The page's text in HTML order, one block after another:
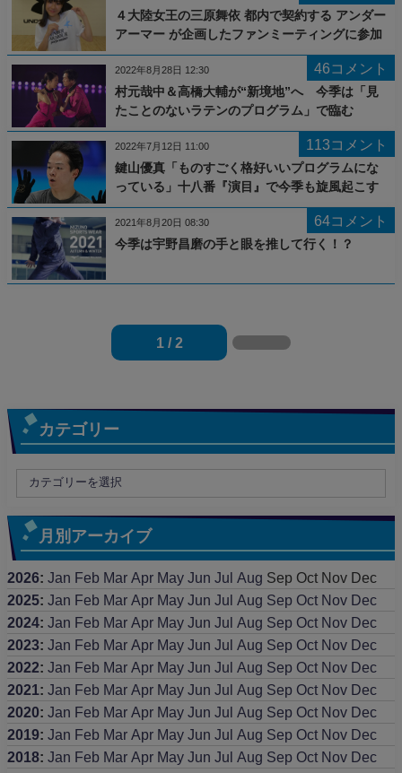
４大陸女王の三原舞依 都内で契約する アンダー
アーマー が企画したファンミーティングに参加
46コメント
村元哉中＆高橋大輔が“新境地”へ 今季は「見
たことのないラテンのプログラム」で臨む
2022年8月28日 12:30
113コメント
鍵山優真「ものすごく格好いいプログラムにな
っている」十八番『演目』で今季も旋風起こす
2022年7月12日 11:00
64コメント
今季は宇野昌磨の手と眼を推して行く！？
2021年8月20日 08:30
1 / 2
カテゴリー
月別アーカイブ
2026: Jan Feb Mar Apr May Jun Jul Aug Sep Oct Nov Dec
2025: Jan Feb Mar Apr May Jun Jul Aug Sep Oct Nov Dec
2024: Jan Feb Mar Apr May Jun Jul Aug Sep Oct Nov Dec
2023: Jan Feb Mar Apr May Jun Jul Aug Sep Oct Nov Dec
2022: Jan Feb Mar Apr May Jun Jul Aug Sep Oct Nov Dec
2021 : Jan Feb Mar Apr May Jun Jul Aug Sep Oct Nov Dec
2020: Jan Feb Mar Apr May Jun Jul Aug Sep Oct Nov Dec
2019: Jan Feb Mar Apr May Jun Jul Aug Sep Oct Nov Dec
2018: Jan Feb Mar Apr May Jun Jul Aug Sep Oct Nov Dec